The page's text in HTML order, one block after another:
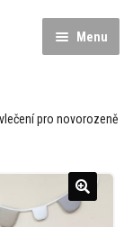
Menu
child
menu
pro novorozeně